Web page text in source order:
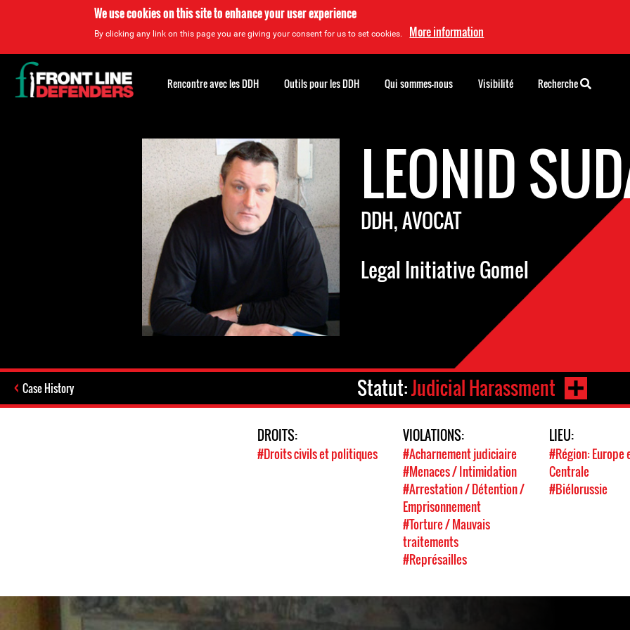
We use cookies on this site to enhance your user experience
By clicking any link on this page you are giving your consent for us to set cookies. More information
LEONID
DDH, AVOCAT
Legal Initiative Gomel
Case History Statut:Judicial Harassment
DROITS:
#Droits civils et politiques
VIOLATIONS:
#Acharnement judiciaire
#Menaces / Intimidation
#Arrestation / Détention /
Emprisonnement
#Torture / Mauvais
traitements
#Représailles
LIEU:
#Région: Europe
Centrale
#Biélorussie
Back
to
top
Rencontre avec les DDH Outils pour les DDH Qui sommes-nous Visibilité Recherche